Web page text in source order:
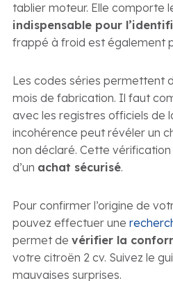
tablier moteur. Elle comporte
indispensable pour
frappé à froid est également
Les codes séries permettent
mois de fabrication. Il faut
avec les registres officiels de
incohérence peut révéler un
non déclaré. Cette
d’un achat sécurisé.
Pour confirmer l’origine de
pouvez effectuer une
permet de vérifier la
votre citroën 2 cv. Suivez le
mauvaises surprises.